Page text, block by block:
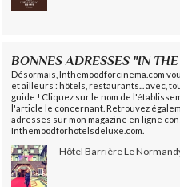
BONNES ADRESSES "IN
Désormais, Inthemoodforcinema.com
et ailleurs : hôtels, restaurants... avec,
guide ! Cliquez sur le nom de
l'article le concernant. Retrouvez
adresses sur mon magazine en ligne
Inthemoodforhotelsdeluxe.com.
Hôtel Barrière Le